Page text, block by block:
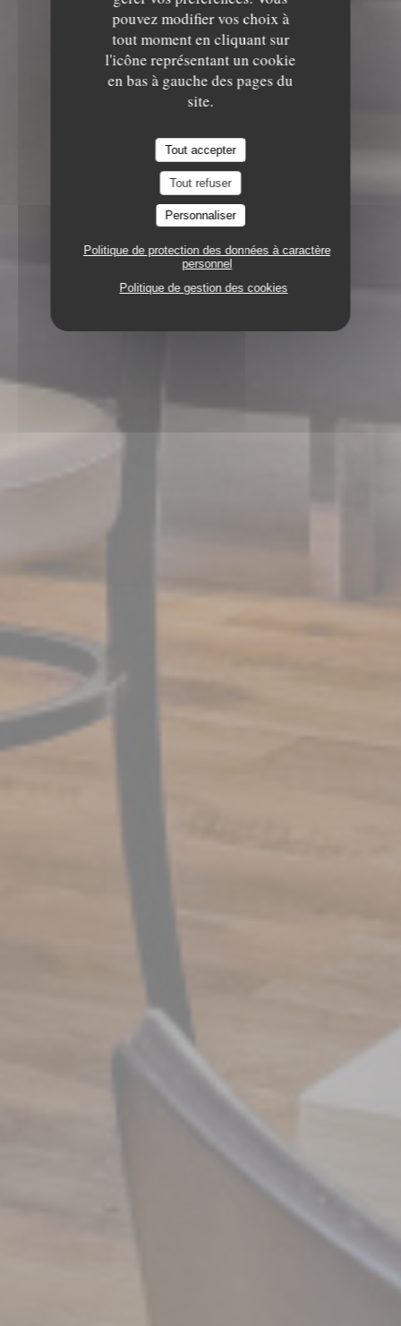
pouvez modifier vos choix à
tout moment en cliquant sur
l'icône représentant un cookie
en bas à gauche des pages du
site.
Tout accepter
Tout refuser
Personnaliser
Politique de protection des données à caractère
personnel
Politique de gestion des cookies